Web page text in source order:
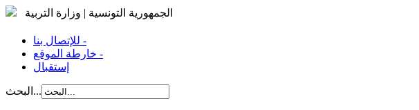
الجمهورية التونسية | وزارة التربية
للإتصال بنا -
خارطة الموقع -
إستقبال
البحث...